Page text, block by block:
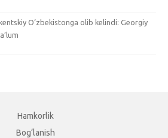
O‘zbekistonga olib kelindi: Georgiy
Hamkorlik
Bog‘lanish